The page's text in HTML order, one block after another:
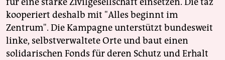
kooperiert deshalb mit "Alles beginnt im
Zentrum". Die Kampagne unterstützt bundesweit
linke, selbstverwaltete Orte und baut einen
solidarischen Fonds für deren Schutz und Erhalt